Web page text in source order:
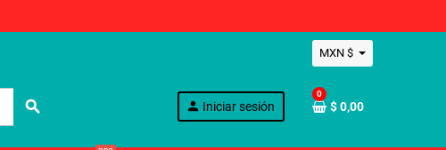
MXN $
search person Iniciar sesión
0
$ 0,00